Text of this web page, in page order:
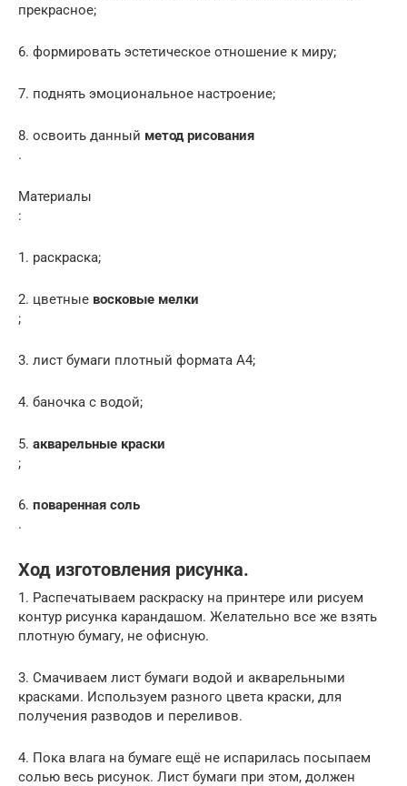
прекрасное;
6. формировать эстетическое отношение к миру;
7. поднять эмоциональное настроение;
8. освоить данный метод рисования
.
Материалы
:
1. раскраска;
2. цветные восковые мелки
;
3. лист бумаги плотный формата А4;
4. баночка с водой;
5. акварельные краски
;
6. поваренная соль
.
Ход изготовления рисунка.
1. Распечатываем раскраску на принтере или рисуем
контур рисунка карандашом. Желательно все же взять
плотную бумагу, не офисную.
3. Смачиваем лист бумаги водой и акварельными
красками. Используем разного цвета краски, для
получения разводов и переливов.
4. Пока влага на бумаге ещё не испарилась посыпаем
солью весь рисунок. Лист бумаги при этом, должен